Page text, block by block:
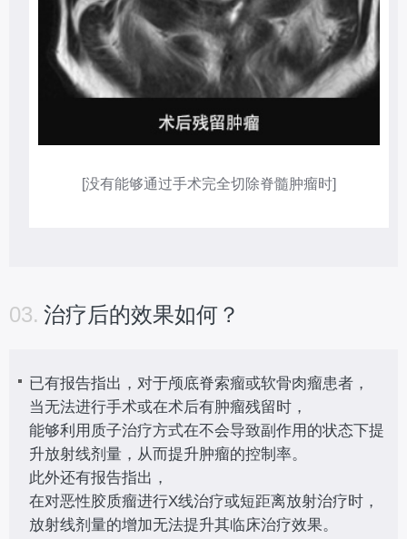
[没有能够通过手术完全切除脊髓肿瘤时]
03. 治疗后的效果如何？
已有报告指出，对于颅底脊索瘤或软骨肉瘤患者，
当无法进行手术或在术后有肿瘤残留时，
能够利用质子治疗方式在不会导致副作用的状态下提
升放射线剂量，从而提升肿瘤的控制率。
此外还有报告指出，
在对恶性胶质瘤进行X线治疗或短距离放射治疗时，
放射线剂量的增加无法提升其临床治疗效果。